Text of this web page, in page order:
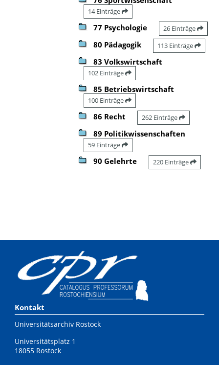
14 Einträge
77 Psychologie 26 Einträge
80 Pädagogik 113 Einträge
83 Volkswirtschaft
102 Einträge
85 Betriebswirtschaft
100 Einträge
86 Recht 262 Einträge
89 Politikwissenschaften
59 Einträge
90 Gelehrte 220 Einträge
Kontakt
Universitätsarchiv Rostock
Universitätsplatz 1
18055 Rostock